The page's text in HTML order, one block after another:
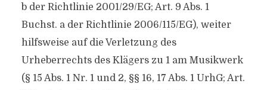
b der Richtlinie 2001/29/EG; Art. 9 Abs. 1
Buchst. a der Richtlinie 2006/115/EG), weiter
hilfsweise auf die Verletzung des
Urheberrechts des Klägers zu 1 am Musikwerk
(§ 15 Abs. 1 Nr. 1 und 2, §§ 16, 17 Abs. 1 UrhG; Art.